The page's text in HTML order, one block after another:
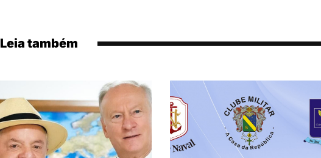
Leia também